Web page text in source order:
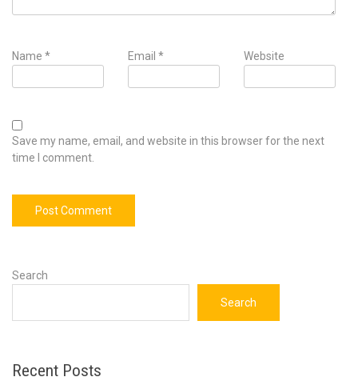
Name * Email* Website
Save my name, email, and website in this browser for the next
time I comment.
Search
Search
Recent Posts